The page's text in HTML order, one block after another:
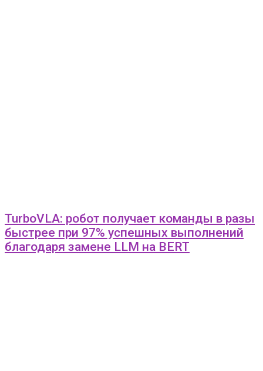
TurboVLA: робот получает команды в разы
быстрее при 97% успешных выполнений
благодаря замене LLM на BERT